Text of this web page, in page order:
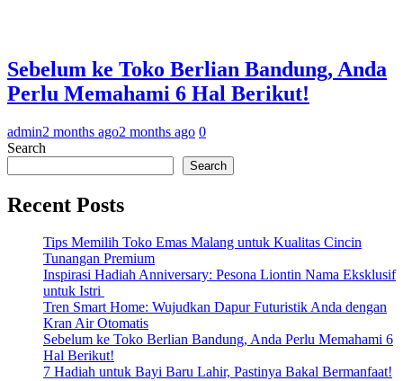
Sebelum ke Toko Berlian Bandung, Anda
Perlu Memahami 6 Hal Berikut!
admin2 months ago2 months ago 0
Search
Search
Recent Posts
Tips Memilih Toko Emas Malang untuk Kualitas Cincin
Tunangan Premium
Inspirasi Hadiah Anniversary: Pesona Liontin Nama Eksklusif
untuk Istri
Tren Smart Home: Wujudkan Dapur Futuristik Anda dengan
Kran Air Otomatis
Sebelum ke Toko Berlian Bandung, Anda Perlu Memahami 6
Hal Berikut!
7 Hadiah untuk Bayi Baru Lahir, Pastinya Bakal Bermanfaat!